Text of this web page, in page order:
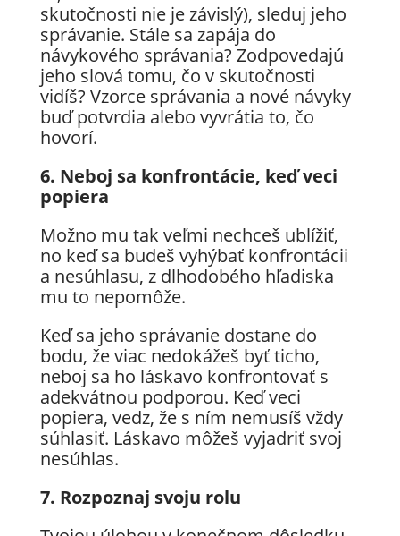
skutočnosti nie je závislý), sleduj jeho
správanie. Stále sa zapája do
návykového správania? Zodpovedajú
jeho slová tomu, čo v skutočnosti
vidíš? Vzorce správania a nové návyky
buď potvrdia alebo vyvrátia to, čo
hovorí.
6. Neboj sa konfrontácie, keď veci
popiera
Možno mu tak veľmi nechceš ublížiť,
no keď sa budeš vyhýbať konfrontácii
a nesúhlasu, z dlhodobého hľadiska
mu to nepomôže.
Keď sa jeho správanie dostane do
bodu, že viac nedokážeš byť ticho,
neboj sa ho láskavo konfrontovať s
adekvátnou podporou. Keď veci
popiera, vedz, že s ním nemusíš vždy
súhlasiť. Láskavo môžeš vyjadriť svoj
nesúhlas.
7. Rozpoznaj svoju rolu